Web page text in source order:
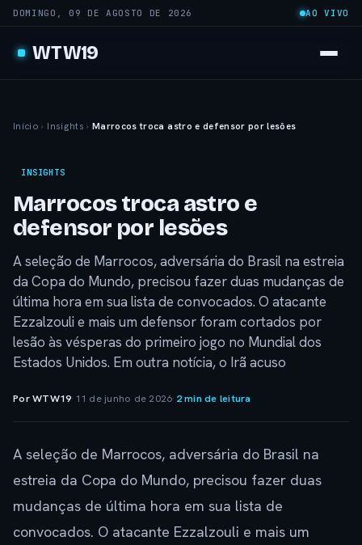
DOMINGO, 09 DE AGOSTO DE 2026 AO VIVO
WTW19
Início › Insights › Marrocos troca astro e defensor por lesões
INSIGHTS
Marrocos troca astro e
defensor por lesões
A seleção de Marrocos, adversária do Brasil na estreia
da Copa do Mundo, precisou fazer duas mudanças de
última hora em sua lista de convocados. O atacante
Ezzalzouli e mais um defensor foram cortados por
lesão às vésperas do primeiro jogo no Mundial dos
Estados Unidos. Em outra notícia, o Irã acuso
Por WTW19· 11 de junho de 2026· 2 min de leitura
A seleção de Marrocos, adversária do Brasil na
estreia da Copa do Mundo, precisou fazer duas
mudanças de última hora em sua lista de
convocados. O atacante Ezzalzouli e mais um